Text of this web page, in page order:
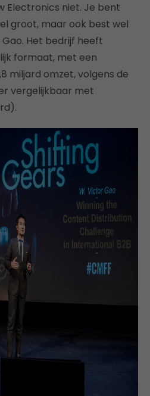
Electronics niet. Je bent
groot, maar ook best wel
Het bedrijf heeft
formaat, met een
miljard omzet, volgens de
vergelijkbaar met